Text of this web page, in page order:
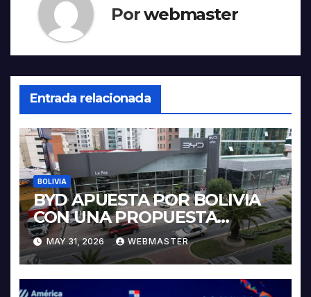
Porwebmaster
Entrada relacionada
BOLIVIA
BYD APUESTA POR BOLIVIA
CON UNA PROPUESTA
INTEGRAL PARA IMPULSAR
LA ELECTROMOVILIDAD Y LA
INDUSTRIALIZACIÓN DEL
LITIO
MAY 31, 2026 WEBMASTER